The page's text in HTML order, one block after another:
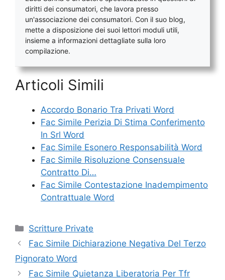
diritti dei consumatori, che lavora presso
un'associazione dei consumatori. Con il suo blog,
mette a disposizione dei suoi lettori moduli utili,
insieme a informazioni dettagliate sulla loro
compilazione.
Articoli Simili
Accordo Bonario Tra Privati Word
Fac Simile Perizia Di Stima Conferimento
In Srl Word
Fac Simile Esonero Responsabilità Word
Fac Simile Risoluzione Consensuale
Contratto Di…
Fac Simile Contestazione Inadempimento
Contrattuale Word
Categorie
Scritture Private
Fac Simile Dichiarazione Negativa Del Terzo
Pignorato Word
Fac Simile Quietanza Liberatoria Per Tfr